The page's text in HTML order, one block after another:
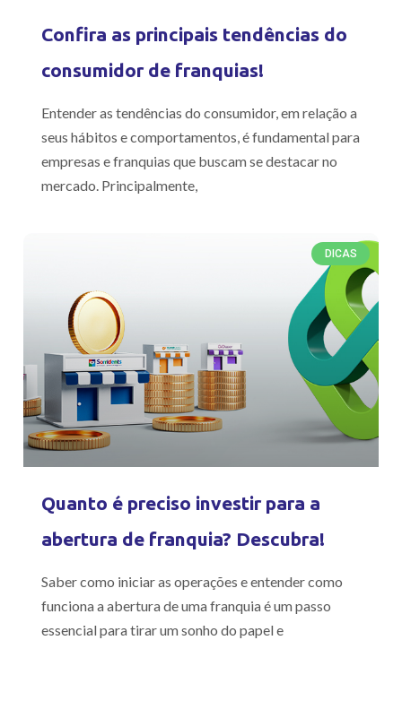
Confira as principais tendências do
consumidor de franquias!
Entender as tendências do consumidor, em relação a
seus hábitos e comportamentos, é fundamental para
empresas e franquias que buscam se destacar no
mercado. Principalmente,
DICAS
Quanto é preciso investir para a
abertura de franquia? Descubra!
Saber como iniciar as operações e entender como
funciona a abertura de uma franquia é um passo
essencial para tirar um sonho do papel e